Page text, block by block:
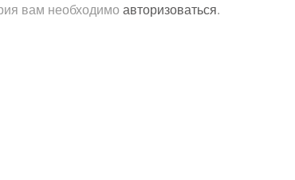
вам необходимо авторизоваться.